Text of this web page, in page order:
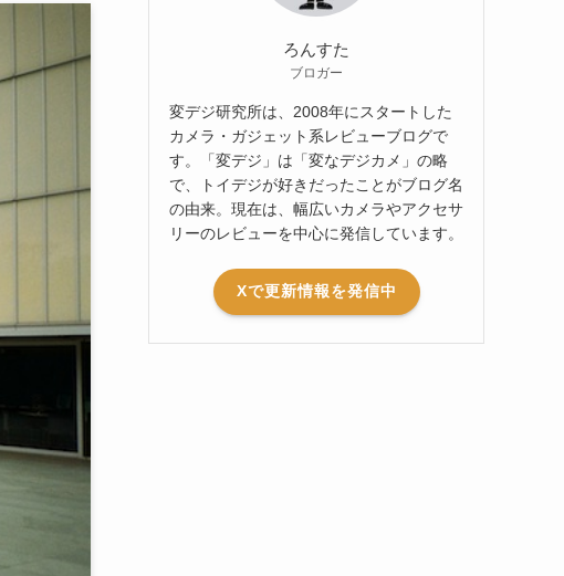
ろんすた
ブロガー
変デジ研究所は、2008年にスタートした
カメラ・ガジェット系レビューブログで
す。「変デジ」は「変なデジカメ」の略
で、トイデジが好きだったことがブログ名
の由来。現在は、幅広いカメラやアクセサ
リーのレビューを中心に発信しています。
Xで更新情報を発信中